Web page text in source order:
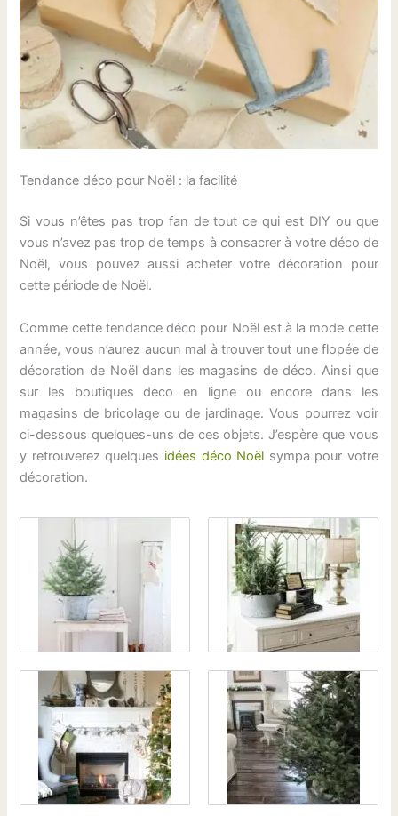
Tendance déco pour Noël : la facilité
Si vous n’êtes pas trop fan de tout ce qui est DIY ou que
vous n’avez pas trop de temps à consacrer à votre déco de
Noël, vous pouvez aussi acheter votre décoration pour
cette période de Noël.
Comme cette tendance déco pour Noël est à la mode cette
année, vous n’aurez aucun mal à trouver tout une flopée de
décoration de Noël dans les magasins de déco. Ainsi que
sur les boutiques deco en ligne ou encore dans les
magasins de bricolage ou de jardinage. Vous pourrez voir
ci-dessous quelques-uns de ces objets. J’espère que vous
y retrouverez quelques idées déco Noël sympa pour votre
décoration.